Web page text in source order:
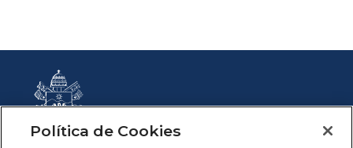
Política de Cookies